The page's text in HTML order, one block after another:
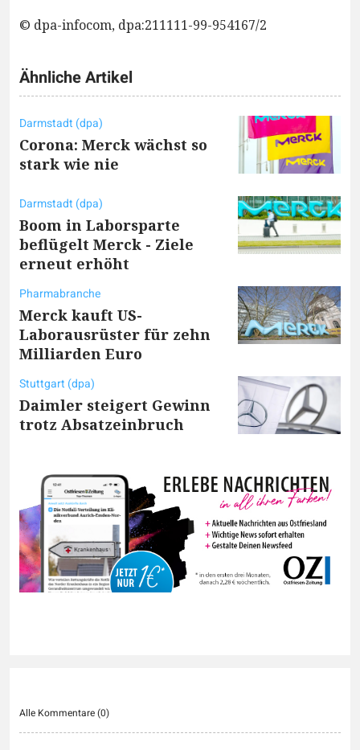
© dpa-infocom, dpa:211111-99-954167/2
Ähnliche Artikel
Darmstadt (dpa)
Corona: Merck wächst so
stark wie nie
Darmstadt (dpa)
Boom in Laborsparte
beflügelt Merck - Ziele
erneut erhöht
Pharmabranche
Merck kauft US-
Laborausrüster für zehn
Milliarden Euro
Stuttgart (dpa)
Daimler steigert Gewinn
trotz Absatzeinbruch
Alle Kommentare (0)